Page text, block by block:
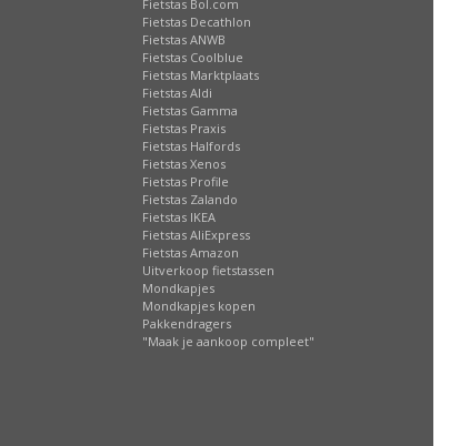
Fietstas Bol.com
Fietstas Decathlon
Fietstas ANWB
Fietstas Coolblue
Fietstas Marktplaats
Fietstas Aldi
Fietstas Gamma
Fietstas Praxis
Fietstas Halfords
Fietstas Xenos
Fietstas Profile
Fietstas Zalando
Fietstas IKEA
Fietstas AliExpress
Fietstas Amazon
Uitverkoop fietstassen
Mondkapjes
Mondkapjes kopen
Pakkendragers
"Maak je aankoop compleet"